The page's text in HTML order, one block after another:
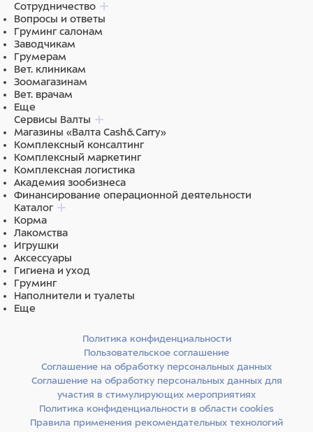
Сотрудничество
Вопросы и ответы
Груминг салонам
Заводчикам
Грумерам
Вет. клиникам
Зоомагазинам
Вет. врачам
Еще
Сервисы Валты
Магазины «Валта Cash&Carry»
Комплексный консалтинг
Комплексный маркетинг
Комплексная логистика
Академия зообизнеса
Финансирование операционной деятельности
Каталог
Корма
Лакомства
Игрушки
Аксессуары
Гигиена и уход
Груминг
Наполнители и туалеты
Еще
Политика конфиденциальности
Пользовательское соглашение
Соглашение на обработку персональных данных
Соглашение на обработку персональных данных для
участия в стимулирующих мероприятиях
Политика конфиденциальности в области cookies
Правила применения рекомендательных технологий